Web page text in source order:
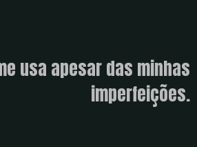
usa apesar das minhas
imperfeições.